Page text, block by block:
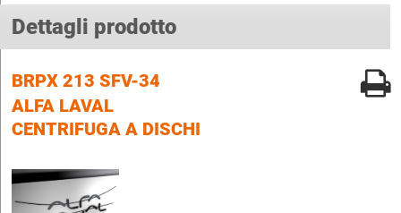
Dettagli prodotto
BRPX 213 SFV-34
ALFA LAVAL
CENTRIFUGA A DISCHI